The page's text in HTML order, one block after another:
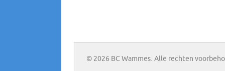
© 2026 BC Wammes. Alle rechten